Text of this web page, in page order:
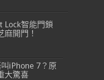
Lock智能門鎖
麻開門！
iPhone 7？原
大驚喜